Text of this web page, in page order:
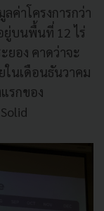
ค่าโครงการกว่า
ยู่บนพื้นที่ 12 ไร่
อง คาดว่าจะ
ในเดือนธันวาคม
รกของ